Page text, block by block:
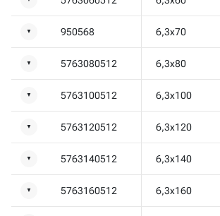
▼ 950568 6,3x70
▼ 5763080512 6,3x80
▼ 5763100512 6,3x100
▼ 5763120512 6,3x120
▼ 5763140512 6,3x140
▼ 5763160512 6,3x160